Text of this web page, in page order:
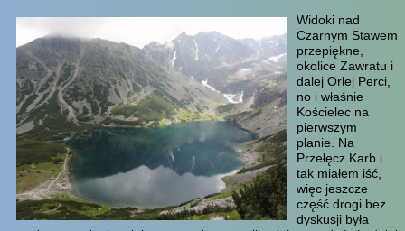
Widoki nad
Czarnym Stawem
przepiękne,
okolice Zawratu i
dalej Orlej Perci,
no i właśnie
Kościelec na
pierwszym
planie. Na
Przełęcz Karb i
tak miałem iść,
więc jeszcze
część drogi bez
dyskusji była